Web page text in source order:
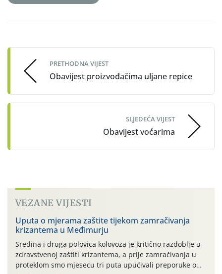
navigation
PRETHODNA VIJEST
Obavijest proizvođačima uljane repice
SLJEDEĆA VIJEST
Obavijest voćarima
VEZANE VIJESTI
Uputa o mjerama zaštite tijekom zamračivanja
krizantema u Međimurju
Sredina i druga polovica kolovoza je kritično razdoblje u
zdravstvenoj zaštiti krizantema, a prije zamračivanja u
proteklom smo mjesecu tri puta upućivali preporuke o